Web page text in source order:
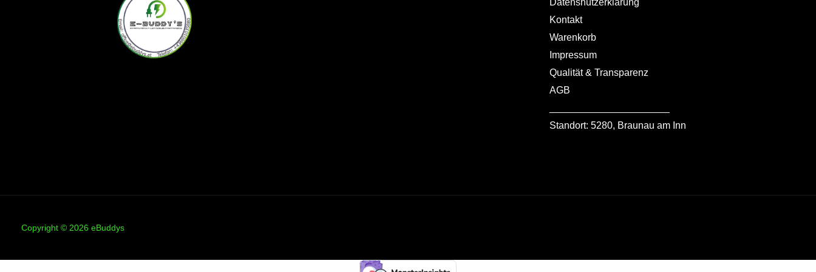
Kontakt
Warenkorb
Impressum
Qualität & Transparenz
AGB
Standort: 5280, Braunau am Inn
Copyright © 2026 eBuddys